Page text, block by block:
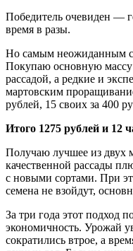
Победитель очевиден —
время в разы.
Но самым неожиданным
Покупаю основную массу
рассадой, а редкие и
мартовским
рублей, 15 своих за 400
Итого 1275 рублей и 12
Получаю лучшее из двух
качественной рассады
с новыми сортами. При
семена не взойдут,
За три года этот подход
экономичность. Урожай
сократились втрое, а